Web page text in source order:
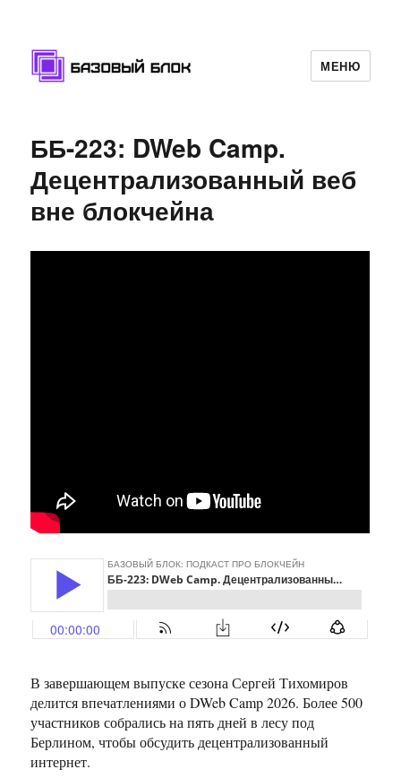
МЕНЮ
ББ-223: DWeb Camp.
Децентрализованный веб
вне блокчейна
В завершающем выпуске сезона Сергей Тихомиров
делится впечатлениями о DWeb Camp 2026. Более 500
участников собрались на пять дней в лесу под
Берлином, чтобы обсудить децентрализованный
интернет.